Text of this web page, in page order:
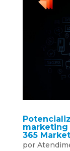
marketing
365
por